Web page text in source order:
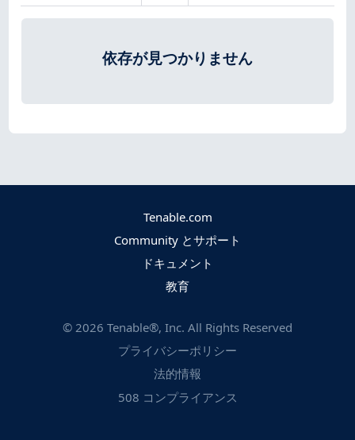
依存が見つかりません
Tenable.com
Community とサポート
ドキュメント
教育
© 2026 Tenable®, Inc. All Rights Reserved
プライバシーポリシー
法的情報
508 コンプライアンス